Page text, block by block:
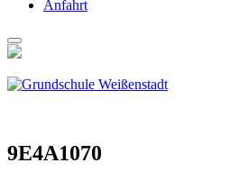
Anfahrt
9E4A1070